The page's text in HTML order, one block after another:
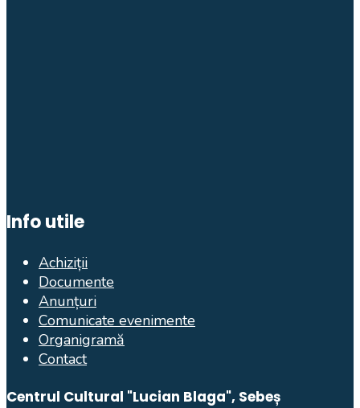
Info utile
Achiziții
Documente
Anunțuri
Comunicate evenimente
Organigramă
Contact
Centrul Cultural "Lucian Blaga", Sebeș